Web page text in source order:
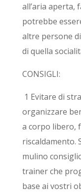
all’aria aperta,
potrebbe
altre persone
di quella
CONSIGLI:
1 Evitare di
organizzare
a corpo libero,
riscaldamento.
mulino
trainer che
base ai vostri